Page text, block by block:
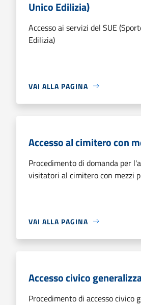
Unico Edilizia)
Accesso ai servizi del SUE
Edilizia)
VAI ALLA PAGINA
Accesso al cimitero con
Procedimento di domanda per
visitatori al cimitero con mezzi
VAI ALLA PAGINA
Accesso civico
Procedimento di accesso civico